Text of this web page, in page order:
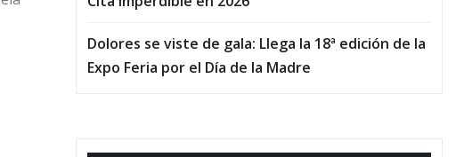
Dolores se viste de gala: Llega la 18ª edición de la
Expo Feria por el Día de la Madre